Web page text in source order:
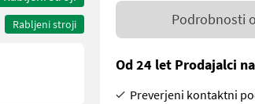
Rabljeni stroji Podrobnosti
Od 24 let Prodajalci
Preverjeni kontaktni